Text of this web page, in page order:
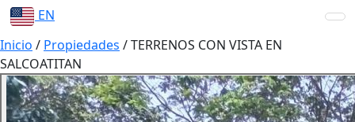
EN
Inicio / Propiedades /TERRENOS CON VISTA EN
SALCOATITAN